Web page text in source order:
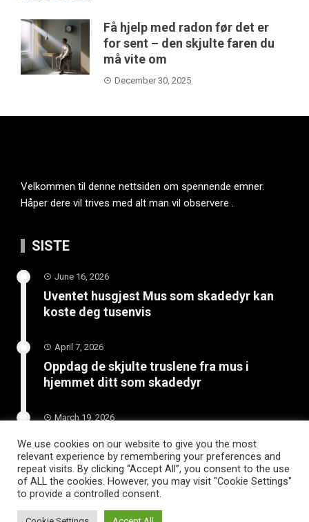
Få hjelp med radon før det er
for sent – den skjulte faren du
må vite om
December 30, 2025
Velkommen til denne nettsiden om spennende emner.
Håper dere vil trives med alt man vil observere .
SISTE
June 16, 2026
Uventet husgjest Mus som skadedyr kan
koste deg tusenvis
April 7, 2026
Oppdag de skjulte truslene fra mus i
hjemmet ditt som skadedyr
March 19, 2026
Slik vedlikeholder du tilhengeren for
langvarig bruk
We use cookies on our website to give you the most
relevant experience by remembering your preferences and
repeat visits. By clicking “Accept All”, you consent to the use
of ALL the cookies. However, you may visit "Cookie Settings"
to provide a controlled consent.